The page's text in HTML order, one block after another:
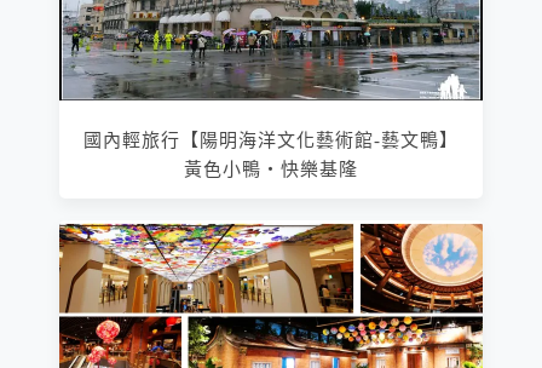
國內輕旅行【陽明海洋文化藝術館-藝文鴨】
黃色小鴨‧快樂基隆